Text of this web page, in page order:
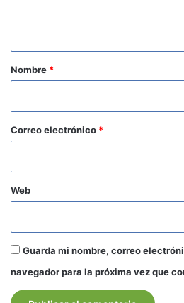
r
*
Nombre *
Correo electrónico *
Web
Guarda mi nombre, correo
navegador para la próxima vez que